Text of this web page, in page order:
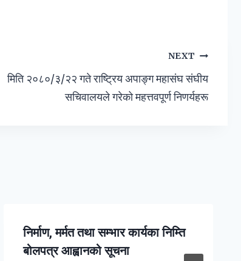
NEXT
मिति २०८०/३/२२ गते राष्ट्रिय अपाङ्ग महासंघ संघीय
सचिवालयले गरेको महत्तवपूर्ण निणर्यहरू
निर्माण, मर्मत तथा सम्भार कार्यका निम्ति
बोलपत्र आह्वानको सूचना